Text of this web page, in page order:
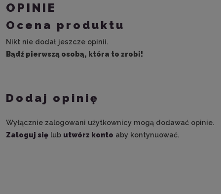
OPINIE
Ocena produktu
Nikt nie dodał jeszcze opinii.
Bądź pierwszą osobą, która to zrobi!
Dodaj opinię
Wyłącznie zalogowani użytkownicy mogą dodawać opinie.
Zaloguj się lub utwórz konto aby kontynuować.